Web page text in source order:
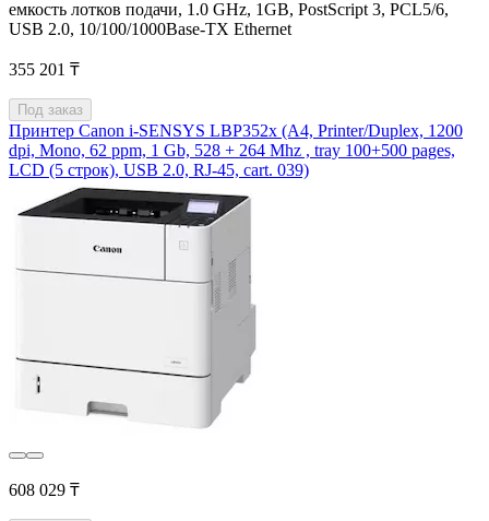
емкость лотков подачи, 1.0 GHz, 1GB, PostScript 3, PCL5/6,
USB 2.0, 10/100/1000Base-TX Ethernet
355 201 ₸
Под заказ
Принтер Canon i-SENSYS LBP352x (A4, Printer/Duplex, 1200
dpi, Mono, 62 ppm, 1 Gb, 528 + 264 Mhz , tray 100+500 pages,
LCD (5 строк), USB 2.0, RJ-45, cart. 039)
608 029 ₸